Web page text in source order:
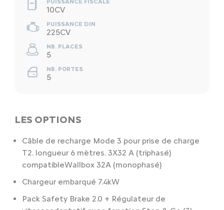
PUISSANCE FISCALE
10CV
PUISSANCE DIN
225CV
NB. PLACES
5
NB. PORTES
5
LES OPTIONS
Câble de recharge Mode 3 pour prise de charge
T2. longueur 6 mètres. 3X32 A (triphasé)
compatibleWallbox 32A (monophasé)
Chargeur embarqué 7.4kW
Pack Safety Brake 2.0 + Régulateur de